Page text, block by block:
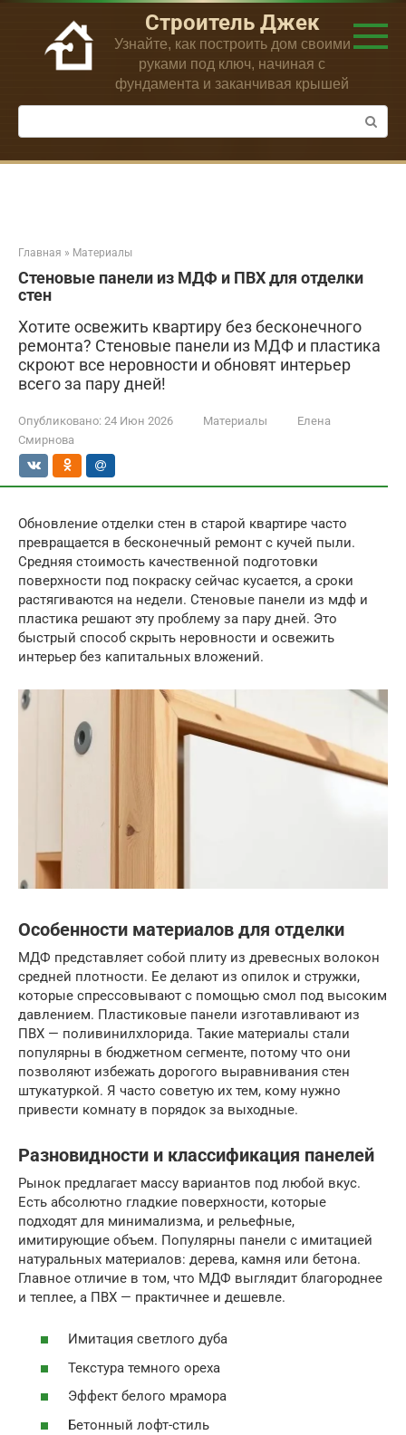
Перейти
контенту
Строитель Джек
Узнайте, как построить дом своими
руками под ключ, начиная с
фундамента и заканчивая крышей
Поиск:
Главная » Материалы
Стеновые панели из МДФ и ПВХ для отделки
стен
Хотите освежить квартиру без бесконечного
ремонта? Стеновые панели из МДФ и пластика
скроют все неровности и обновят интерьер
всего за пару дней!
Опубликовано: 24 Июн 2026 Материалы
Елена
Смирнова
Обновление отделки стен в старой квартире часто
превращается в бесконечный ремонт с кучей пыли.
Средняя стоимость качественной подготовки
поверхности под покраску сейчас кусается, а сроки
растягиваются на недели. Стеновые панели из мдф и
пластика решают эту проблему за пару дней. Это
быстрый способ скрыть неровности и освежить
интерьер без капитальных вложений.
Особенности материалов для отделки
МДФ представляет собой плиту из древесных волокон
средней плотности. Ее делают из опилок и стружки,
которые спрессовывают с помощью смол под высоким
давлением. Пластиковые панели изготавливают из
ПВХ — поливинилхлорида. Такие материалы стали
популярны в бюджетном сегменте, потому что они
позволяют избежать дорогого выравнивания стен
штукатуркой. Я часто советую их тем, кому нужно
привести комнату в порядок за выходные.
Разновидности и классификация панелей
Рынок предлагает массу вариантов под любой вкус.
Есть абсолютно гладкие поверхности, которые
подходят для минимализма, и рельефные,
имитирующие объем. Популярны панели с имитацией
натуральных материалов: дерева, камня или бетона.
Главное отличие в том, что МДФ выглядит благороднее
и теплее, а ПВХ — практичнее и дешевле.
Имитация светлого дуба
Текстура темного ореха
Эффект белого мрамора
Бетонный лофт-стиль